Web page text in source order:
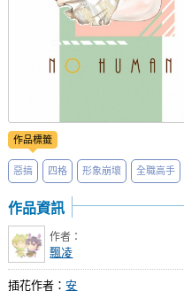
作品標籤
惡搞 四格 形象崩壞 全職高手
作品資訊
作者：
飄凌
插花作者：安